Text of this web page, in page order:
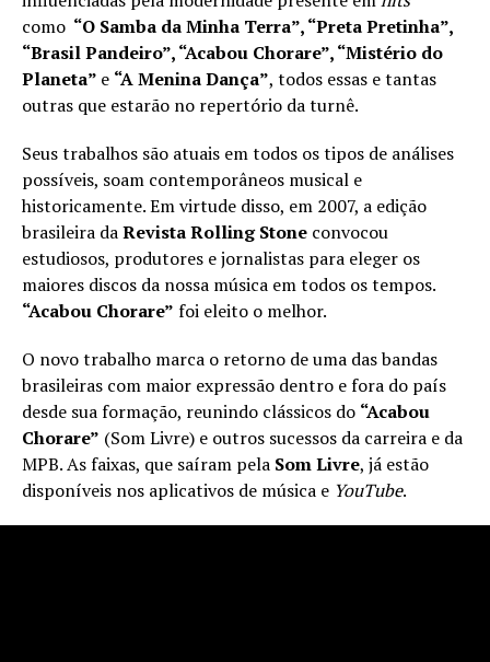
como “O Samba da Minha Terra”, “Preta Pretinha”,
“Brasil Pandeiro”, “Acabou Chorare”, “Mistério do
Planeta” e “A Menina Dança”, todos essas e tantas
outras que estarão no repertório da turnê.
Seus trabalhos são atuais em todos os tipos de análises
possíveis, soam contemporâneos musical e
historicamente. Em virtude disso, em 2007, a edição
brasileira daRevista Rolling Stone convocou
estudiosos, produtores e jornalistas para eleger os
maiores discos da nossa música em todos os tempos.
“Acabou Chorare” foi eleito o melhor.
O novo trabalho marca o retorno de uma das bandas
brasileiras com maior expressão dentro e fora do país
desde sua formação, reunindo clássicos do “Acabou
Chorare” (Som Livre) e outros sucessos da carreira e da
MPB. As faixas, que saíram pela Som Livre, já estão
disponíveis nos aplicativos de música e YouTube.